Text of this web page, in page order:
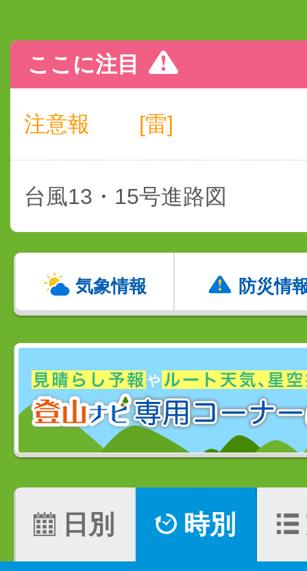
ここに注目
注意報 [雷]
台風13・15号進路図
気象情報 防災情
日別 時別